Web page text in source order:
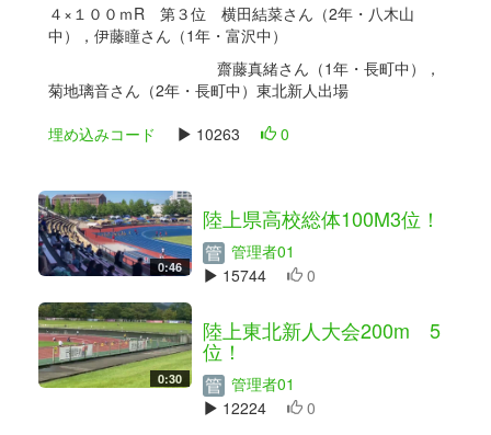
４×１００ｍR 第３位 横田結菜さん（2年・八木山
中），伊藤瞳さん（1年・富沢中）
齋藤真緒さん（1年・長町中），
菊地璃音さん（2年・長町中）東北新人出場
埋め込みコード
10263 0
0:46
陸上県高校総体100M3位！
管理者01
15744
0
0:30
陸上東北新人大会200m 5
位！
管理者01
12224
0